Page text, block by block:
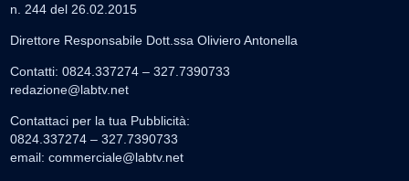
n. 244 del 26.02.2015
Direttore Responsabile Dott.ssa Oliviero Antonella
Contatti: 0824.337274 – 327.7390733
redazione@labtv.net
Contattaci per la tua Pubblicità:
0824.337274 – 327.7390733
email: commerciale@labtv.net